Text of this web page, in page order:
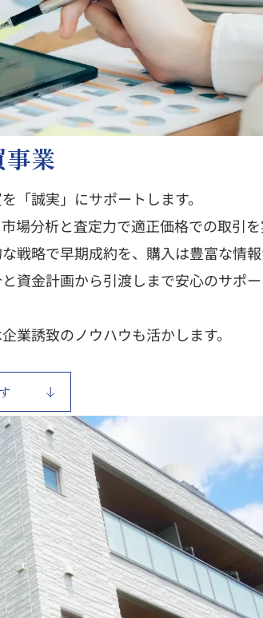
業
「誠実」にサポートします。
場分析と査定力で適正価格での取引
戦略で早期成約を、購入は豊富な情
資金計画から引渡しまで安心のサポー
業誘致のノウハウも活かします。